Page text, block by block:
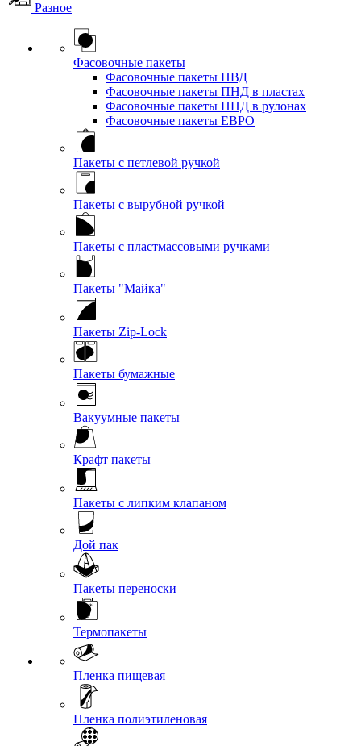
Разное
Фасовочные пакеты
Фасовочные пакеты ПВД
Фасовочные пакеты ПНД в пластах
Фасовочные пакеты ПНД в рулонах
Фасовочные пакеты ЕВРО
Пакеты с петлевой ручкой
Пакеты с вырубной ручкой
Пакеты с пластмассовыми ручками
Пакеты "Майка"
Пакеты Zip-Lock
Пакеты бумажные
Вакуумные пакеты
Крафт пакеты
Пакеты с липким клапаном
Дой пак
Пакеты переноски
Термопакеты
Пленка пищевая
Пленка полиэтиленовая